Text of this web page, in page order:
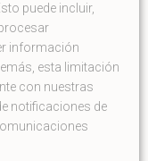
puede incluir,
información
esta limitación
con nuestras
notificaciones de